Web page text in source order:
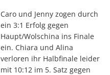
Caro und Jenny zogen durch
ein 3:1 Erfolg gegen
Haupt/Wolschina ins Finale
ein. Chiara und Alina
verloren ihr Halbfinale leider
mit 10:12 im 5. Satz gegen